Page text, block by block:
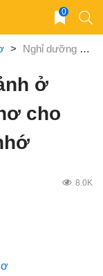
0
> Nghỉ dưỡng sang chảnh ở Victoria resort Cần Thơ cho bạn chuyến đi đáng nhớ
ở
cho
8.0K